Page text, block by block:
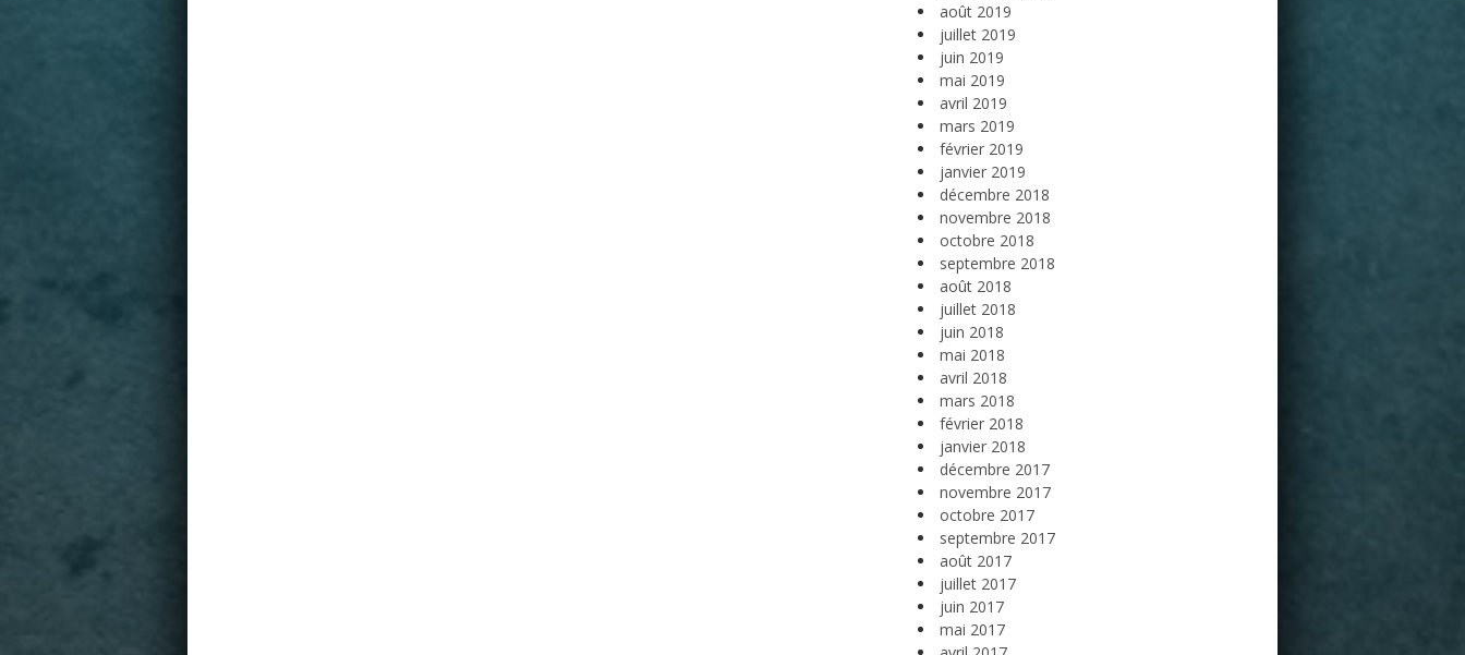
août 2019
juillet 2019
juin 2019
mai 2019
avril 2019
mars 2019
février 2019
janvier 2019
décembre 2018
novembre 2018
octobre 2018
septembre 2018
août 2018
juillet 2018
juin 2018
mai 2018
avril 2018
mars 2018
février 2018
janvier 2018
décembre 2017
novembre 2017
octobre 2017
septembre 2017
août 2017
juillet 2017
juin 2017
mai 2017